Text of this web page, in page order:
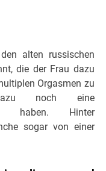
alten russischen
die der Frau dazu
Orgasmen zu
noch eine
haben. Hinter
sogar von einer